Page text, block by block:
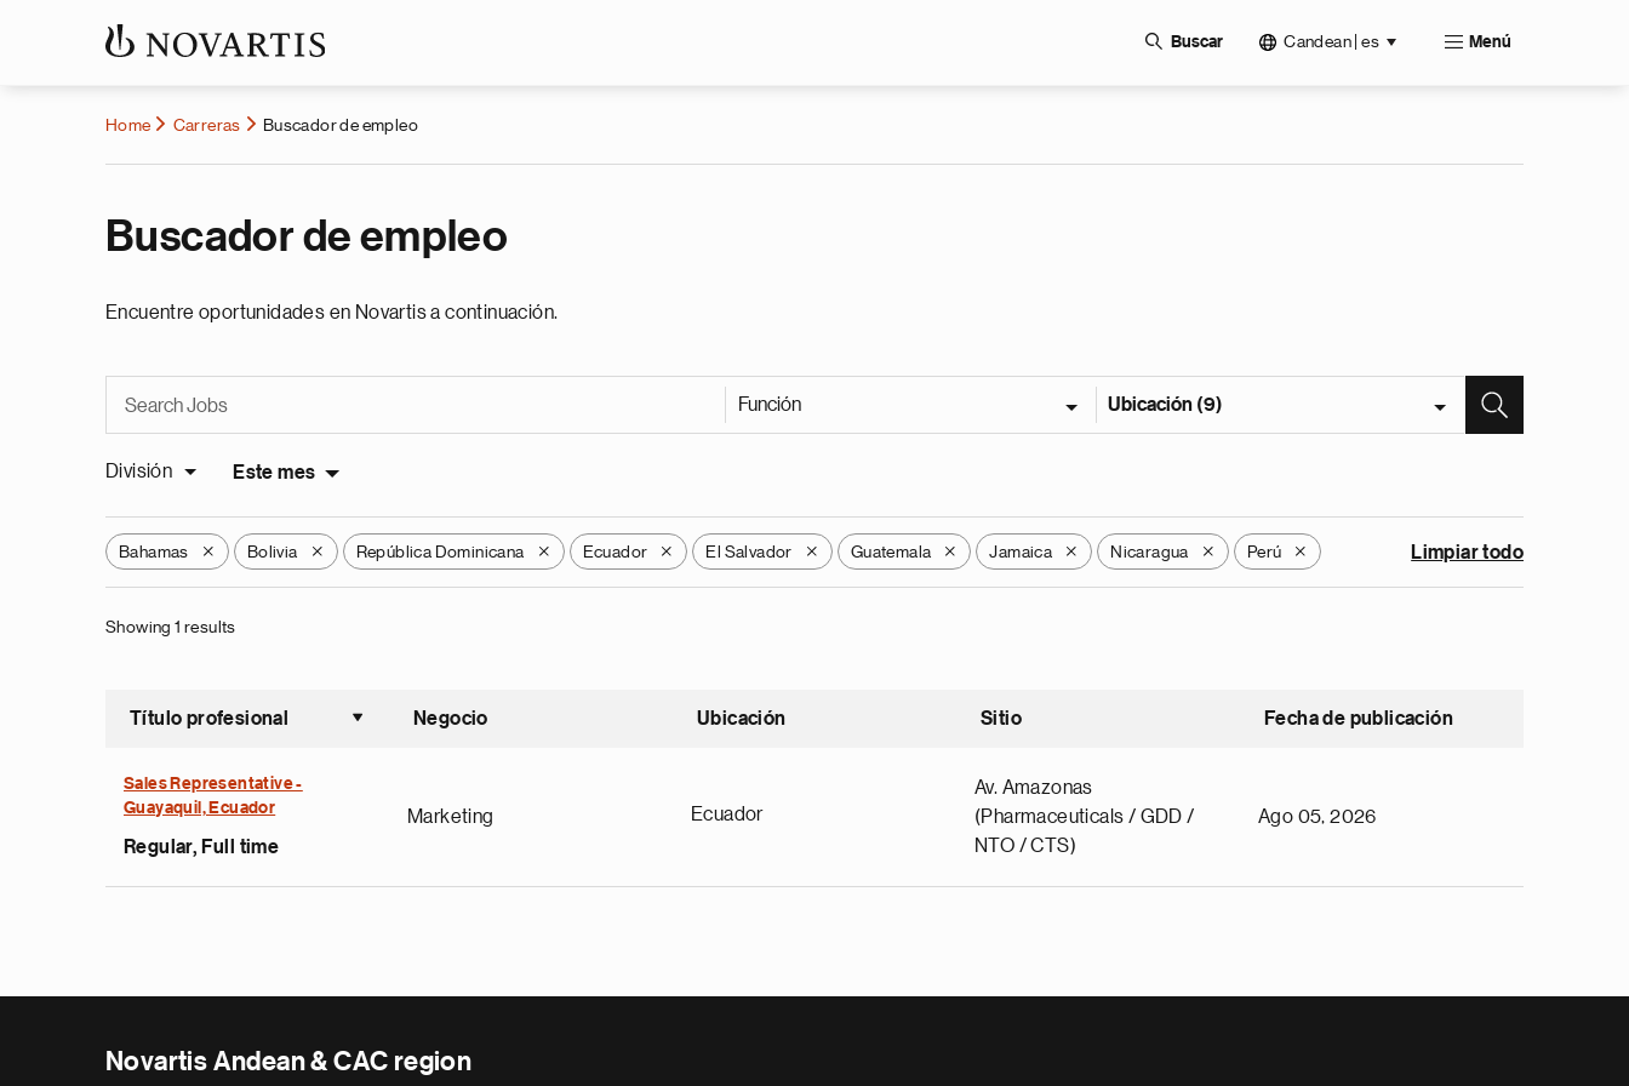
Buscar Candean | es Menú
Home Carreras Buscador de empleo
Buscador de empleo
Encuentre oportunidades en Novartis a continuación.
Función Ubicación (9)
División Este mes
Bahamas X Bolivia X República Dominicana X Ecuador X El Salvador X Guatemala X Jamaica X Nicaragua X Perú X Limpiar todo
Showing 1 results
Título profesional
Ordenar ascendente
Negocio Ubicación Sitio Fecha de publicación
Sales Representative -
Guayaquil, Ecuador
Regular, Full time
Marketing Ecuador
Av. Amazonas
(Pharmaceuticals / GDD /
NTO / CTS)
Ago 05, 2026
Novartis Andean & CAC region